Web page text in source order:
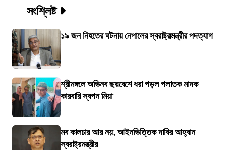
সংশ্লিষ্ট
১৯ জন নিহতের ঘটনায় নেপালের স্বরাষ্ট্রমন্ত্রীর পদত্যাগ
শ্রীমঙ্গলে অভিনব ছদ্মবেশে ধরা পড়ল পলাতক মাদক
কারবারি স্বপন মিয়া
মব কালচার আর নয়, আইনভিত্তিক দাবির আহ্বান
স্বরাষ্ট্রমন্ত্রীর